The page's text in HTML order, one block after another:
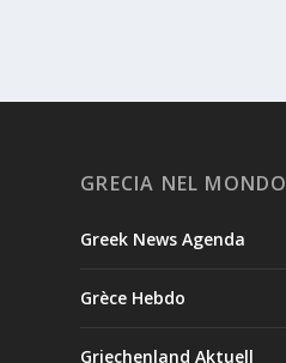
GRECIA NEL MONDO
Greek News Agenda
Grèce Hebdo
Griechenland Aktuell